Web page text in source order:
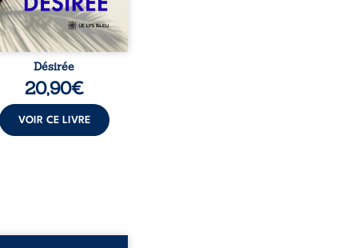
Désirée
20,90€
VOIR CE LIVRE